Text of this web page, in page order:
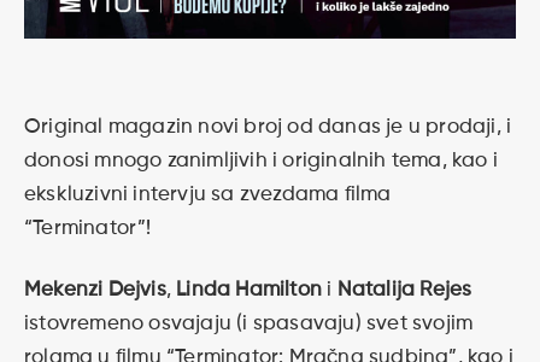
Original magazin novi broj od danas je u prodaji, i
donosi mnogo zanimljivih i originalnih tema, kao i
ekskluzivni intervju sa zvezdama filma
“Terminator”!
Mekenzi Dejvis, Linda Hamilton i Natalija Rejes
istovremeno osvajaju (i spasavaju) svet svojim
rolama u filmu “Terminator: Mračna sudbina”, kao i